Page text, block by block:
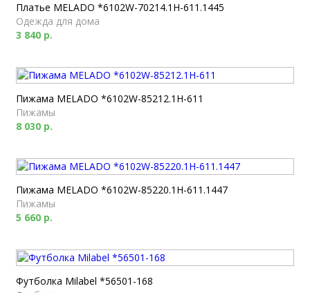
Платье MELADO *6102W-70214.1H-611.1445
Одежда для дома
3 840 р.
Пижама MELADO *6102W-85212.1H-611
Пижамы
8 030 р.
Пижама MELADO *6102W-85220.1H-611.1447
Пижамы
5 660 р.
Футболка Milabel *56501-168